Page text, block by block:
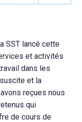
SST lancé cette
et activités
dans les
et la
reçues nous
qui
de cours de